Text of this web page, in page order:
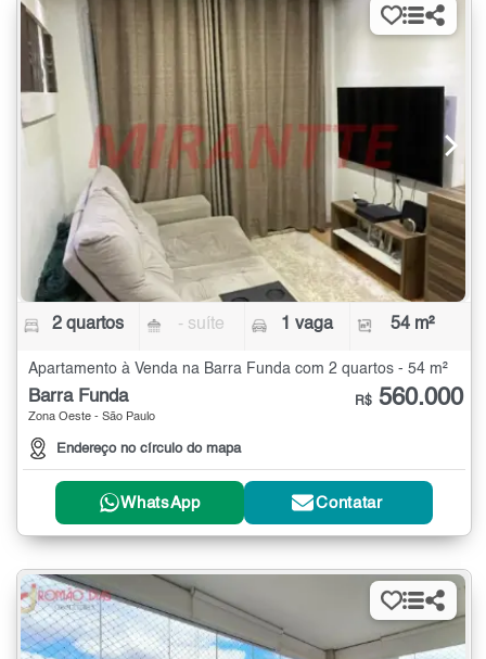
2 quartos - suíte 1 vaga 54 m²
Apartamento à Venda na Barra Funda com 2 quartos - 54 m²
Barra Funda
Zona Oeste - São Paulo
Endereço no círculo do mapa
R$ 560.000
WhatsApp Contatar